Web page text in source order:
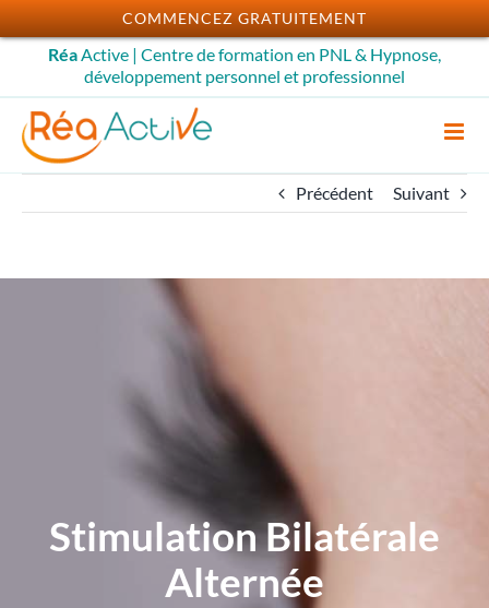
Passer
au
contenu
RéaActive | Centre de formation en PNL & Hypnose,
développement personnel et professionnel
Précédent Suivant
Stimulation Bilatérale
Alternée
COMMENCEZ GRATUITEMENT